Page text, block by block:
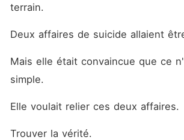
terrain.
Deux affaires de suicide allaient
Mais elle était convaincue que ce
simple.
Elle voulait relier ces deux affaires.
Trouver la vérité.